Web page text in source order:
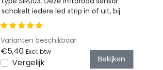
schakelt iedere led strip in of uit, bij
voorkeur...
Varianten beschikbaar
€5,40 Excl. btw
Vergelijk Bekijken